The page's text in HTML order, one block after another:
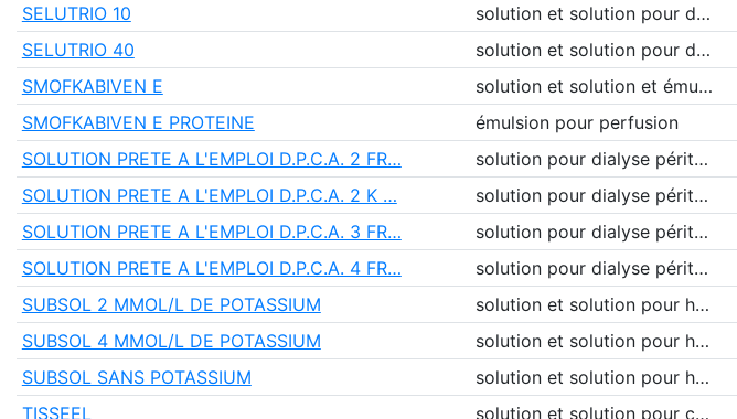
SELUTRIO 10
solution et solution pour d…
SELUTRIO 40
solution et solution pour d…
SMOFKABIVEN E
solution et solution et ému…
SMOFKABIVEN E PROTEINE
émulsion pour perfusion
SOLUTION PRETE A L'EMPLOI D.P.C.A. 2 FR…
solution pour dialyse périt…
SOLUTION PRETE A L'EMPLOI D.P.C.A. 2 K …
solution pour dialyse périt…
SOLUTION PRETE A L'EMPLOI D.P.C.A. 3 FR…
solution pour dialyse périt…
SOLUTION PRETE A L'EMPLOI D.P.C.A. 4 FR…
solution pour dialyse périt…
SUBSOL 2 MMOL/L DE POTASSIUM
solution et solution pour h…
SUBSOL 4 MMOL/L DE POTASSIUM
solution et solution pour h…
SUBSOL SANS POTASSIUM
solution et solution pour h…
TISSEEL
solution et solution pour c…